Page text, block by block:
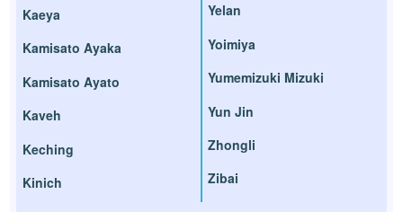
Kaeya
Kamisato Ayaka
Kamisato Ayato
Kaveh
Keching
Kinich
Yelan
Yoimiya
Yumemizuki Mizuki
Yun Jin
Zhongli
Zibai